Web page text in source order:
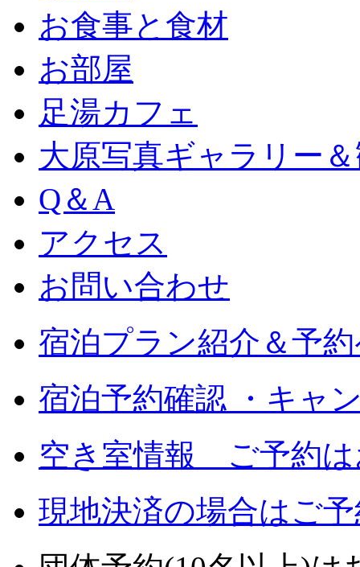
お食事と食材
お部屋
足湯カフェ
大原写真ギャラリー
Q＆A
アクセス
お問い合わせ
宿泊プラン紹介＆予
宿泊予約確認 ・キャ
空き室情報 ご予約は
現地決済の場合はご